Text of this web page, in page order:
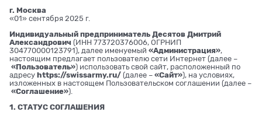
г. Москва
«01» сентября 2025 г.
Индивидуальный предприниматель Десятов Дмитрий
Александрович (ИНН 773720376006, ОГРНИП
304770000123791), далее именуемый «Администрация»,
настоящим предлагает пользователю сети Интернет (далее –
«Пользователь») использовать свой сайт, расположенный по
адресу https://swissarmy.ru/ (далее – «Сайт»), на условиях,
изложенных в настоящем Пользовательском соглашении (далее –
«Соглашение»).
1. СТАТУС СОГЛАШЕНИЯ